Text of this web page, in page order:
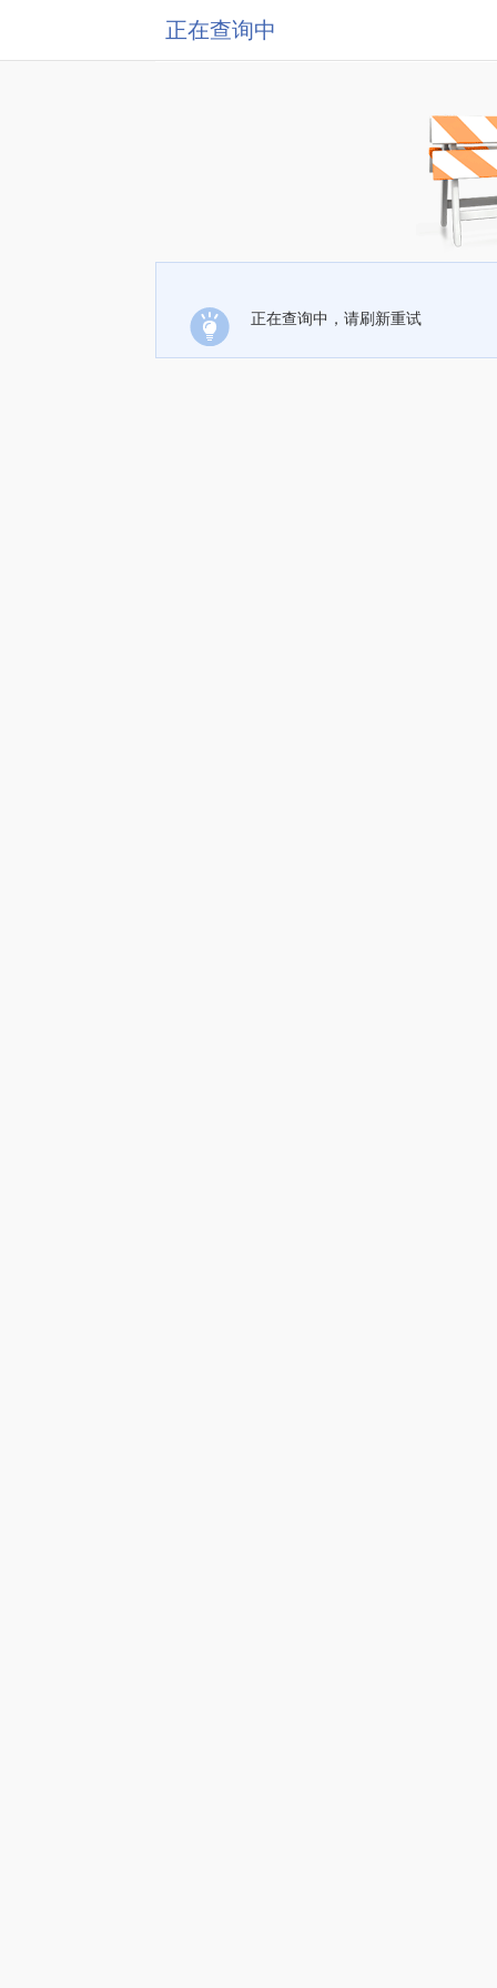
正在查询中
正在查询中，请刷新重试